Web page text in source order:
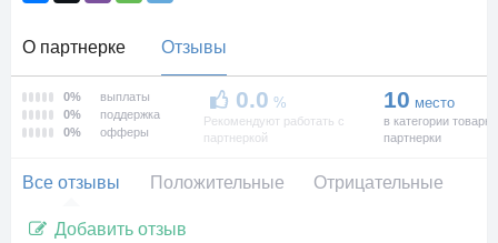
О партнерке Отзывы
0%
выплаты
0%
поддержка
0%
офферы
0.0 %
Рекомендуют работать с
партнеркой
10 место
в категории
партнерки
Все отзывы Положительные Отрицательные
Добавить отзыв